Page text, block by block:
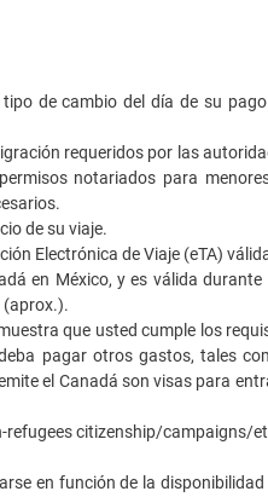
de cambio del día de su
requeridos por las
notariados para
de su viaje.
Electrónica de Viaje (eTA)
en México, y es válida
(aprox.).
que usted cumple los
pagar otros gastos, tales
el Canadá son visas para
citizenship/campaigns/
en función de la